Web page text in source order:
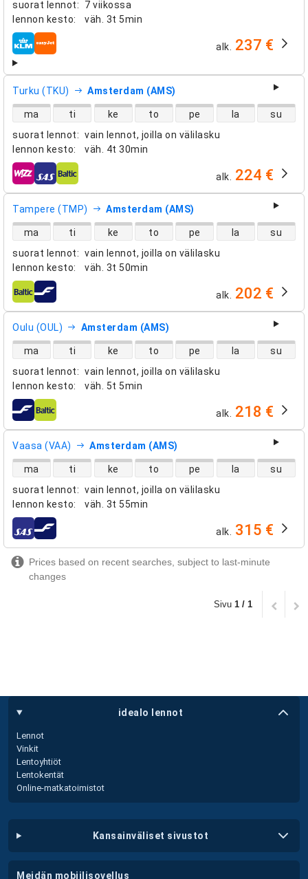
suorat lennot:
7 viikossa
lennon kesto: väh. 3t 5min
lentoyhtiöt alk. 237 €
Turku (TKU) Amsterdam (AMS)
suorat lennot: vain lennot, joilla on välilasku
lennon kesto: väh. 4t 30min
suorien lentojen saatavuus
ma ti ke to pe la su
lentoyhtiöt alk. 224 €
Tampere (TMP) Amsterdam (AMS)
suorat lennot: vain lennot, joilla on välilasku
lennon kesto: väh. 3t 50min
suorien lentojen saatavuus
ma ti ke to pe la su
lentoyhtiöt alk. 202 €
Oulu (OUL) Amsterdam (AMS)
suorat lennot: vain lennot, joilla on välilasku
lennon kesto: väh. 5t 5min
suorien lentojen saatavuus
ma ti ke to pe la su
lentoyhtiöt alk. 218 €
Vaasa (VAA) Amsterdam (AMS)
suorat lennot: vain lennot, joilla on välilasku
lennon kesto: väh. 3t 55min
suorien lentojen saatavuus
ma ti ke to pe la su
lentoyhtiöt alk. 315 €
Prices based on recent searches, subject to last-minute
changes
Sivu 1 / 1
idealo lennot
Lennot
Vinkit
Lentoyhtiöt
Lentokentät
Online-matkatoimistot
kansainväliset sivustot
meidän mobiilisovellus